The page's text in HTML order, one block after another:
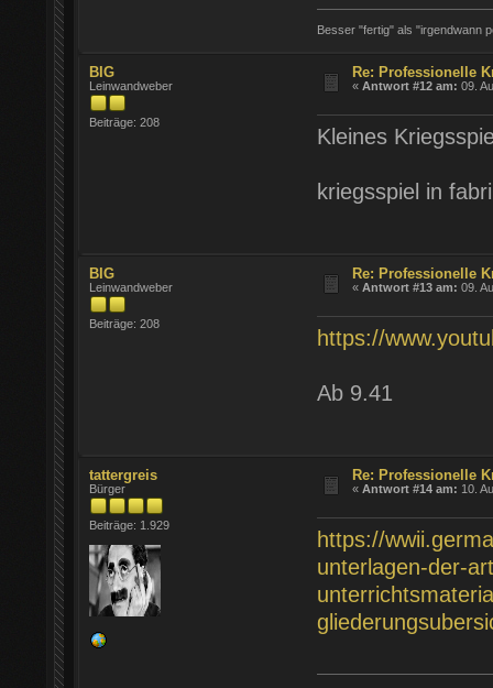
Besser "fertig" als "irgendwann
BIG
Leinwandweber
Beiträge: 208
Re: Professionelle
«Antwort #12 am: 09.
Kleines
kriegsspiel in
BIG
Leinwandweber
Beiträge: 208
Re: Professionelle
«Antwort #13 am: 09.
https://
Ab 9.41
tattergreis
Bürger
Beiträge: 1.929
Re: Professionelle
«Antwort #14 am: 10.
https://
unterlagen-der-